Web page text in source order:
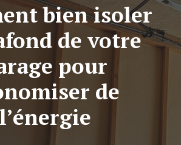
bien isoler
de votre
pour
de
l’énergie